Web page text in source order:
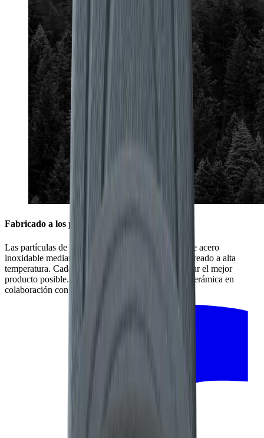
Fabricado a los pies de la Selva Negra
Las partículas de cerámica se incorporan al disco de acero
inoxidable mediante un proceso de presión de chorreado a alta
temperatura. Cada detalle es importante para fabricar el mejor
producto posible. Por ello, fabricamos el disco de cerámica en
colaboración con nuestros socios de la región.